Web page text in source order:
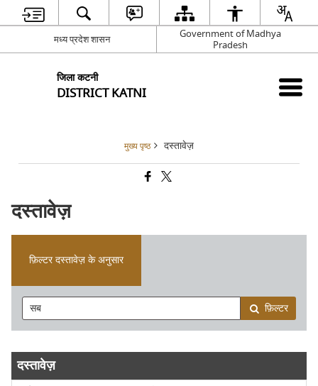
मध्य प्रदेश शासन
Government of Madhya
Pradesh
जिला कटनी
DISTRICT KATNI
मुख्य पृष्ठ दस्तावेज़
दस्तावेज़
फ़िल्टर दस्तावेज़ के अनुसार
फ़िल्टर
दस्तावेज़